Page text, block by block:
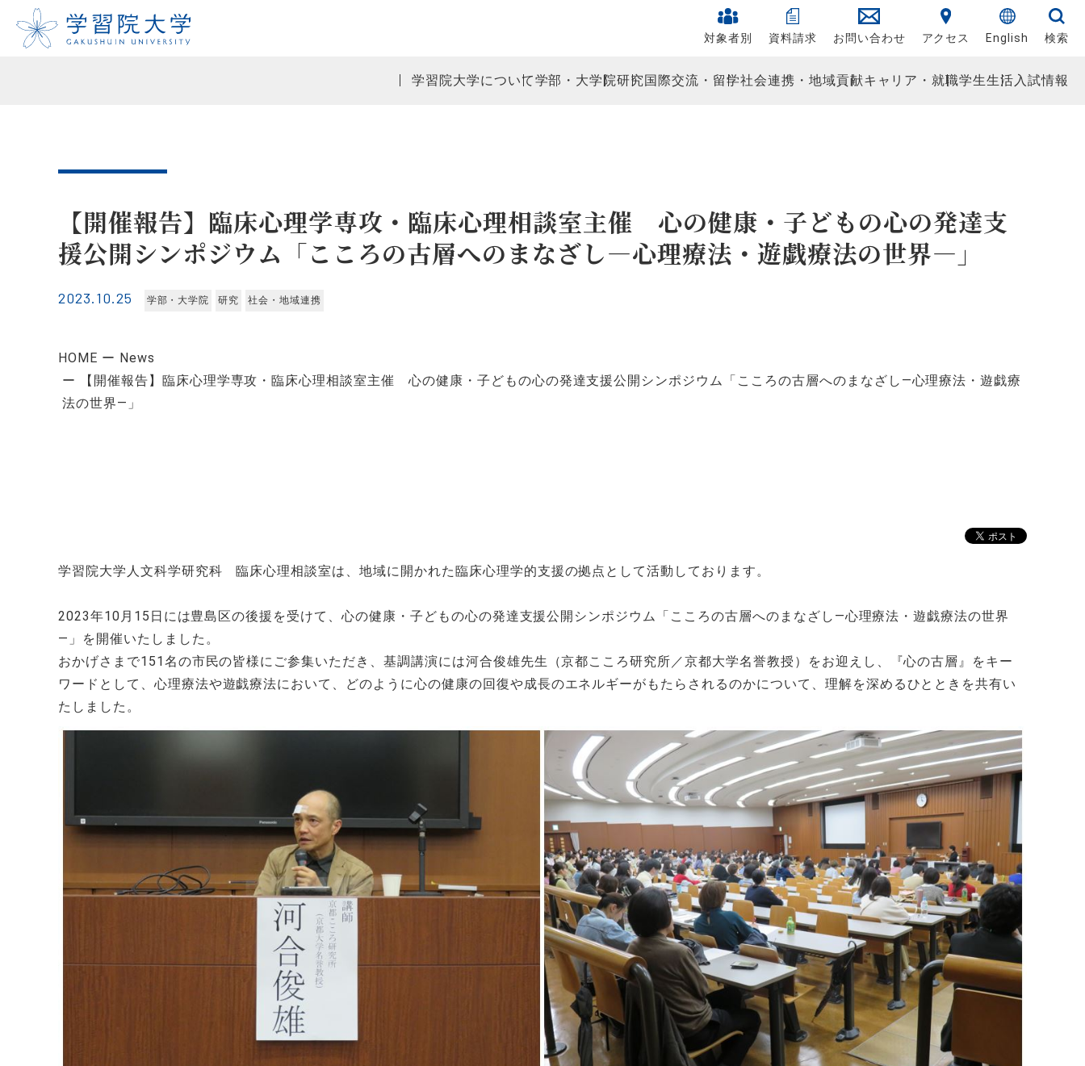
対象者別 資料請求 お問い合わせ アクセス English 検索
学習院大学について学部・大学院研究国際交流・留学社会連携・地域貢献キャリア・就職学生生活入試情報
【開催報告】臨床心理学専攻・臨床心理相談室主催 心の健康・子どもの心の発達支
援公開シンポジウム「こころの古層へのまなざし―心理療法・遊戯療法の世界―」
2023.10.25 学部・大学院 研究 社会・地域連携
HOME
News
【開催報告】臨床心理学専攻・臨床心理相談室主催 心の健康・子どもの心の発達支援公開シンポジウム「こころの古層へのまなざし―心理療法・遊戯療
法の世界―」
学習院大学人文科学研究科 臨床心理相談室は、地域に開かれた臨床心理学的支援の拠点として活動しております。
2023年10月15日には豊島区の後援を受けて、心の健康・子どもの心の発達支援公開シンポジウム「こころの古層へのまなざし―心理療法・遊戯療法の世界
―」を開催いたしました。
おかげさまで151名の市民の皆様にご参集いただき、基調講演には河合俊雄先生（京都こころ研究所／京都大学名誉教授）をお迎えし、『心の古層』をキー
ワードとして、心理療法や遊戯療法において、どのように心の健康の回復や成長のエネルギーがもたらされるのかについて、理解を深めるひとときを共有い
たしました。